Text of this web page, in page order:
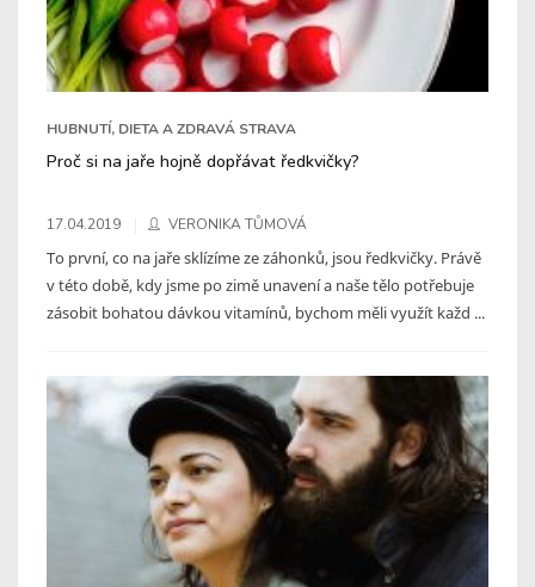
HUBNUTÍ, DIETA A ZDRAVÁ STRAVA
Proč si na jaře hojně dopřávat ředkvičky?
17.04.2019 VERONIKA TŮMOVÁ
To první, co na jaře sklízíme ze záhonků, jsou ředkvičky. Právě
v této době, kdy jsme po zimě unavení a naše tělo potřebuje
zásobit bohatou dávkou vitamínů, bychom měli využít každ ...